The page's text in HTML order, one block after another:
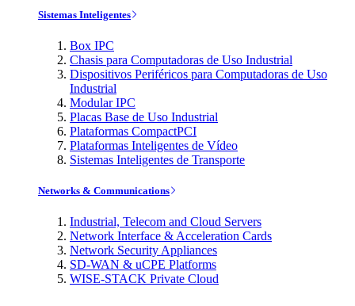
Sistemas Inteligentes
Box IPC
Chasis para Computadoras de Uso Industrial
Dispositivos Periféricos para Computadoras de Uso
Industrial
Modular IPC
Placas Base de Uso Industrial
Plataformas CompactPCI
Plataformas Inteligentes de Vídeo
Sistemas Inteligentes de Transporte
Networks & Communications
Industrial, Telecom and Cloud Servers
Network Interface & Acceleration Cards
Network Security Appliances
SD-WAN & uCPE Platforms
WISE-STACK Private Cloud